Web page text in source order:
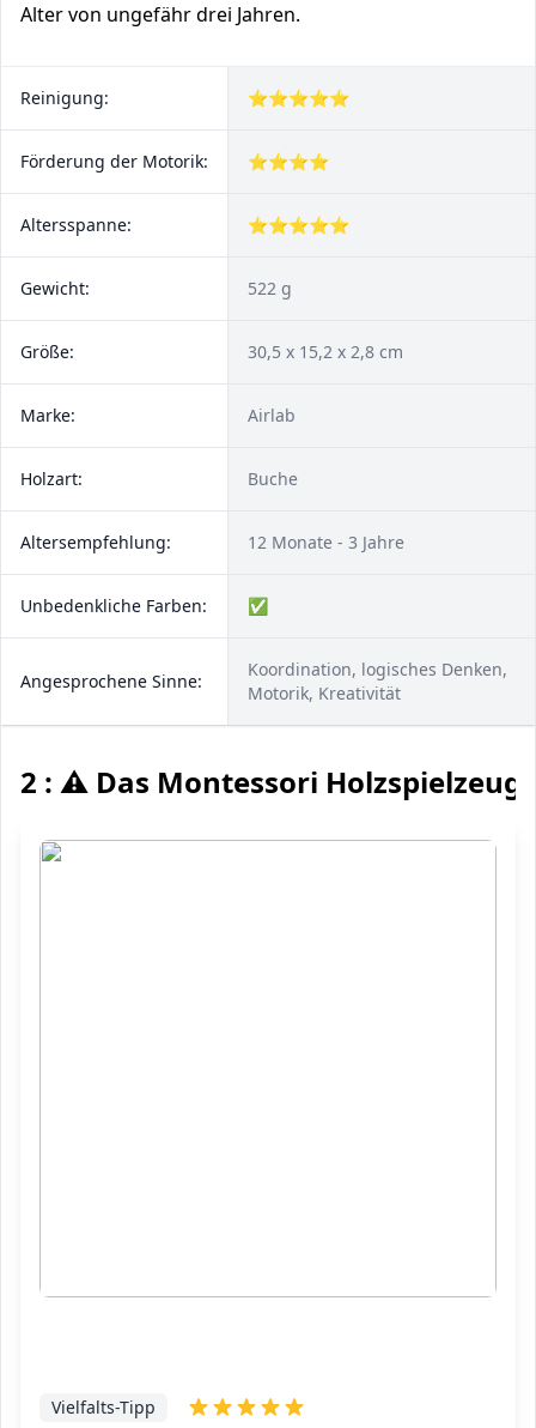
Alter von ungefähr drei Jahren.
Reinigung: ⭐⭐⭐⭐⭐
Förderung der Motorik: ⭐⭐⭐⭐
Altersspanne: ⭐⭐⭐⭐⭐
Gewicht: 522 g
Größe: 30,5 x 15,2 x 2,8 cm
Marke: Airlab
Holzart: Buche
Altersempfehlung: 12 Monate - 3 Jahre
Unbedenkliche Farben: ✅
Angesprochene Sinne:
Koordination, logisches Denken,
Motorik, Kreativität
2 : ⚠️ Das Montessori Holzspielzeug
Vielfalts-Tipp